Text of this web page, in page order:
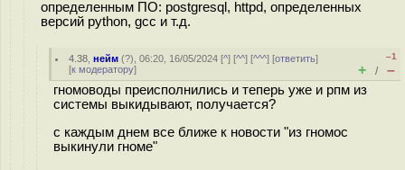
определенным ПО: postgresql, httpd, определенных
версий python, gcc и т.д.
4.38 ,нейм (?), 06:20, 16/05/2024 [^] [^^] [^^^] [ответить]
[к модератору]
–1
+ / –
гномоводы преисполнились и теперь уже и рпм из
системы выкидывают, получается?
с каждым днем все ближе к новости "из гномос
выкинули гноме"